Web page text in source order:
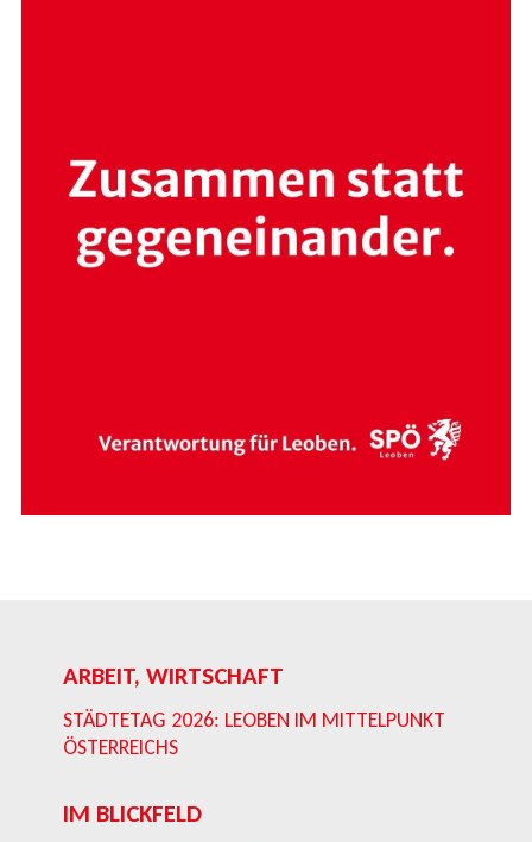
ARBEIT, WIRTSCHAFT
STÄDTETAG 2026: LEOBEN IM MITTELPUNKT
ÖSTERREICHS
IM BLICKFELD